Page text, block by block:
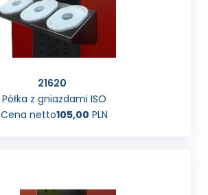
21620
Półka z gniazdami ISO
Cena netto105,00 PLN